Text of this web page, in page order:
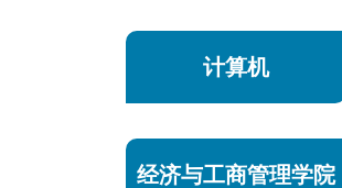
计算机
经济与工商管理学院